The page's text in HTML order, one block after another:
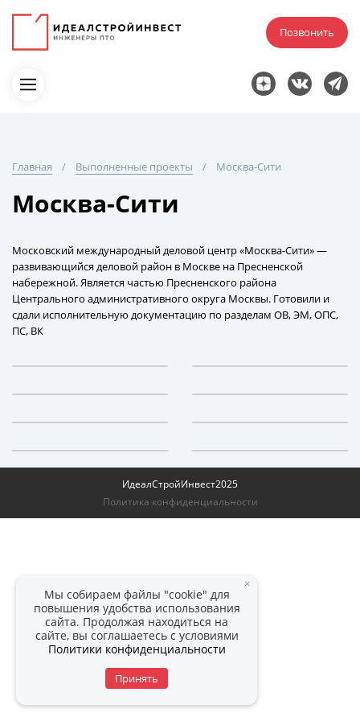
Позвонить
Главная Выполненные проекты Москва-Сити
Москва-Сити
Московский международный деловой центр «Москва-Сити» —
развивающийся деловой район в Москве на Пресненской
набережной. Является частью Пресненского района
Центрального административного округа Москвы. Готовили и
сдали исполнительную документацию по разделам ОВ, ЭМ, ОПС,
ПС, ВК
ИдеалСтройИнвест2025
Политика конфиденциальности
×
Мы собираем файлы "cookie" для
повышения удобства использования
сайта. Продолжая находиться на
сайте, вы соглашаетесь с условиями
Политики конфиденциальности
Принять